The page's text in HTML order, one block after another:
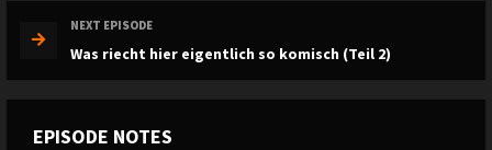
NEXT EPISODE
Was riecht hier eigentlich so komisch (Teil 2)
EPISODE NOTES